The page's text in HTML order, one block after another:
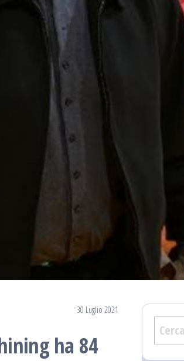
30 Luglio 2021
ha 84
Ricerca
per: